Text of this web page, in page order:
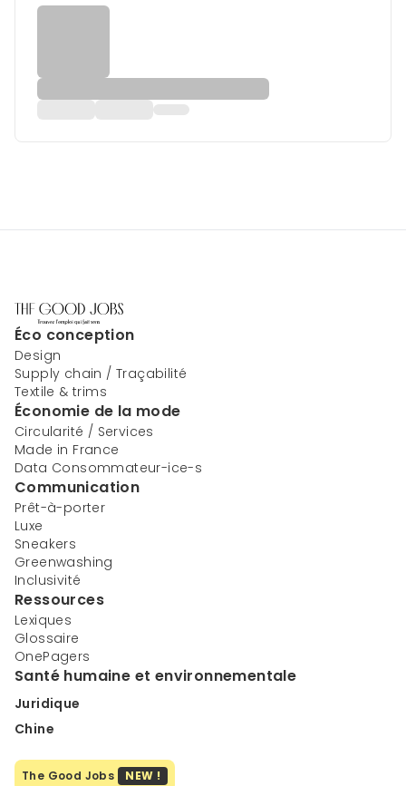
Éco conception
Design
Supply chain / Traçabilité
Textile & trims
Économie de la mode
Circularité / Services
Made in France
Data Consommateur-ice-s
Communication
Prêt-à-porter
Luxe
Sneakers
Greenwashing
Inclusivité
Ressources
Lexiques
Glossaire
OnePagers
Santé humaine et environnementale
Juridique
Chine
The Good Jobs NEW !